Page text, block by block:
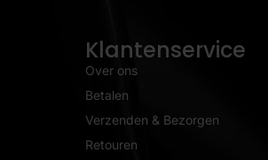
Klantenservice
Over ons
Betalen
Verzenden & Bezorgen
Retouren